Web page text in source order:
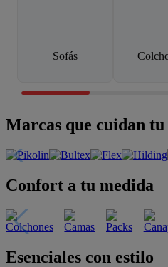
Sofás
Marcas que cuidan tu
Confort a tu medida
Esenciales con estilo